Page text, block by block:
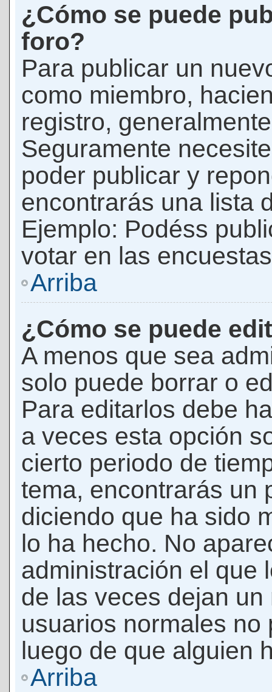
¿Cómo se puede
foro?
Para publicar un
como miembro,
registro,
Seguramente
poder publicar y
encontrarás una lista
Ejemplo: Podéss
votar en las
Arriba
¿Cómo se puede
A menos que sea
solo puede borrar o
Para editarlos debe
a veces esta opción
cierto periodo de
tema, encontrarás un
diciendo que ha sido
lo ha hecho. No
administración el que
de las veces dejan
usuarios normales
luego de que alguien
Arriba